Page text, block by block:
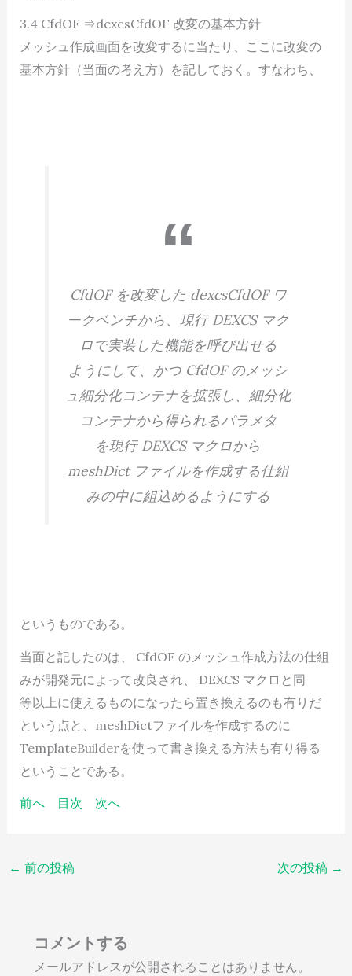
3.4 CfdOF ⇒dexcsCfdOF 改変の基本方針
メッシュ作成画面を改変するに当たり、ここに改変の
基本方針（当面の考え方）を記しておく。すなわち、
CfdOF を改変した dexcsCfdOF ワ
ークベンチから、現行 DEXCS マク
ロで実装した機能を呼び出せる
ようにして、かつ CfdOF のメッシ
ュ細分化コンテナを拡張し、細分化
コンテナから得られるパラメタ
を現行 DEXCS マクロから
meshDict ファイルを作成する仕組
みの中に組込めるようにする
というものである。
当面と記したのは、 CfdOF のメッシュ作成方法の仕組
みが開発元によって改良され、 DEXCS マクロと同
等以上に使えるものになったら置き換えるのも有りだ
という点と、meshDictファイルを作成するのに
TemplateBuilderを使って書き換える方法も有り得る
ということである。
前へ 目次 次へ
← 前の投稿 次の投稿 →
コメントする
メールアドレスが公開されることはありません。